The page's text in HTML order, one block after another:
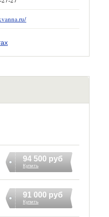
94 500 руб
Купить
91 000 руб
Купить